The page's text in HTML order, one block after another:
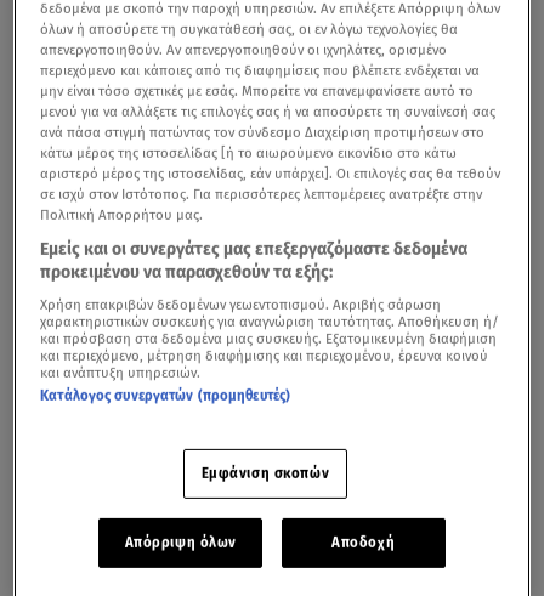
Η πιο συγκινητική και καθοριστική στιγμή της ζωής τους
είναι πλέον πραγματικότητα για τη Μαριαλένα
Ρουμελιώτηκαι τον Σάκη Κατσούλη.Το αγαπημένο
ζευγάρι, που τα τελευταία χρόνια έχει μοιραστεί με το
κοινό τις χαρές, τις δυσκολίες και τα όνειρά του, κρατά
πλέον στην αγκαλιά του το πρώτο του παιδί, ανοίγοντας
ένα νέο, μοναδικό κεφάλαιο στη ζωή του.
Η άφιξη του μωρού τους συνοδεύτηκε από έντονα
συναισθήματα, αμέτρητες στιγμές αγωνίας αλλά και
απέραντη ευτυχία. Ωστόσο, ο δρόμος μέχρι τη στιγμή
δεδομένα με σκοπό την παροχή υπηρεσιών. Αν επιλέξετε Απόρριψη όλων
όλων ή αποσύρετε τη συγκατάθεσή σας, οι εν λόγω τεχνολογίες θα
απενεργοποιηθούν. Αν απενεργοποιηθούν οι ιχνηλάτες, ορισμένο
περιεχόμενο και κάποιες από τις διαφημίσεις που βλέπετε ενδέχεται να
μην είναι τόσο σχετικές με εσάς. Μπορείτε να επανεμφανίσετε αυτό το
μενού για να αλλάξετε τις επιλογές σας ή να αποσύρετε τη συναίνεσή σας
ανά πάσα στιγμή πατώντας τον σύνδεσμο Διαχείριση προτιμήσεων στο
κάτω μέρος της ιστοσελίδας [ή το αιωρούμενο εικονίδιο στο κάτω
αριστερό μέρος της ιστοσελίδας, εάν υπάρχει]. Οι επιλογές σας θα τεθούν
σε ισχύ στον Ιστότοπος. Για περισσότερες λεπτομέρειες ανατρέξτε στην
Πολιτική Απορρήτου μας.
Εμείς και οι συνεργάτες μας επεξεργαζόμαστε δεδομένα
προκειμένου να παρασχεθούν τα εξής:
Χρήση επακριβών δεδομένων γεωεντοπισμού. Ακριβής σάρωση
χαρακτηριστικών συσκευής για αναγνώριση ταυτότητας. Αποθήκευση ή/
και πρόσβαση στα δεδομένα μιας συσκευής. Εξατομικευμένη διαφήμιση
και περιεχόμενο, μέτρηση διαφήμισης και περιεχομένου, έρευνα κοινού
και ανάπτυξη υπηρεσιών.
Κατάλογος συνεργατών (προμηθευτές)
Εμφάνιση σκοπών
Απόρριψη όλων Αποδοχή